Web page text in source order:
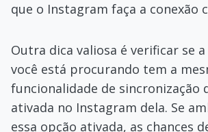
que o Instagram faça a conexão
Outra dica valiosa é verificar se
você está procurando tem a
funcionalidade de sincronização
ativada no Instagram dela. Se
essa opção ativada, as chances